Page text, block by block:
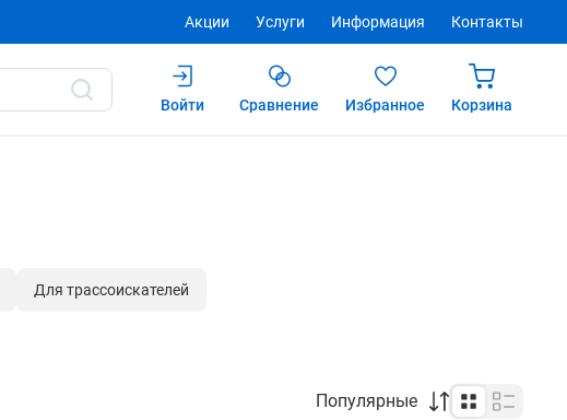
Акции Услуги Информация Контакты
Войти
Сравнение Избранное Корзина
Для трассоискателей
Популярные